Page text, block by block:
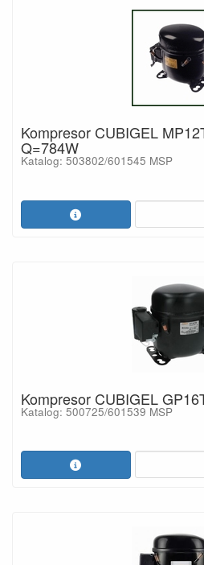
Kompresor CUBIGEL
Q=784W
Katalog: 503802/601545 MSP
Kompresor CUBIGEL
Katalog: 500725/601539 MSP